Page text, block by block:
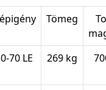
Tömeg
70 LE 269 kg